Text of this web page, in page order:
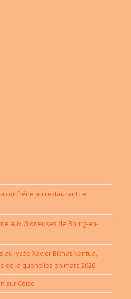
confrérie au restaurant Le
aux Glorieuses de Bourg-en-
au lycée Xavier Bichat Nantua,
de la quenelles en mars 2026
sur Coise